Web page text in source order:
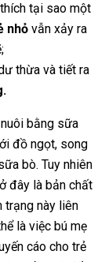
tại sao một
nhỏ vẫn xảy ra
thừa và tiết ra
.
bằng sữa
đồ ngọt, song
bò. Tuy nhiên
đây là bản chất
trạng này liên
là việc bú mẹ
cáo cho trẻ